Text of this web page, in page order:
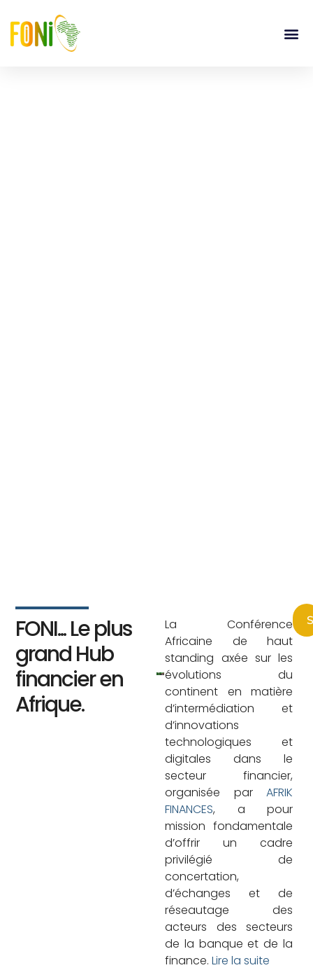
FONI... Le plus
grand Hub
financier en
Afrique.
La Conférence
Africaine de haut
standing axée sur les
évolutions du
continent en matière
d’intermédiation et
d’innovations
technologiques et
digitales dans le
secteur financier,
organisée par AFRIK
FINANCES, a pour
mission fondamentale
d’offrir un cadre
privilégié de
concertation,
d’échanges et de
réseautage des
acteurs des secteurs
de la banque et de la
finance.Lire la suite